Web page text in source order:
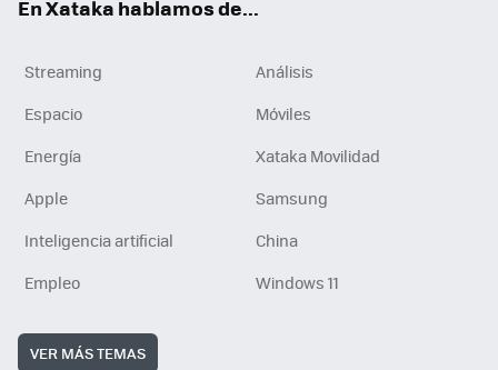
En Xataka hablamos de...
Streaming
Análisis
Espacio
Móviles
Energía
Xataka Movilidad
Apple
Samsung
Inteligencia artificial
China
Empleo
Windows 11
VER MÁS TEMAS